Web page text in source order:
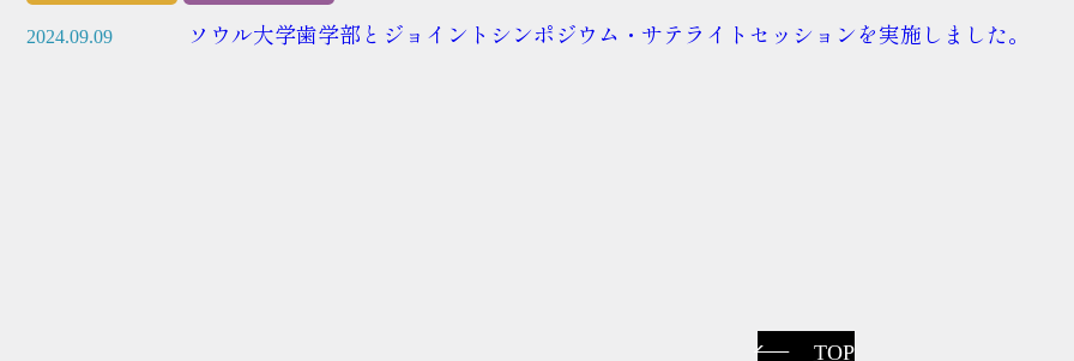
2024.09.09 ソウル大学歯学部とジョイントシンポジウム・サテライトセッションを実施しました。
TOP